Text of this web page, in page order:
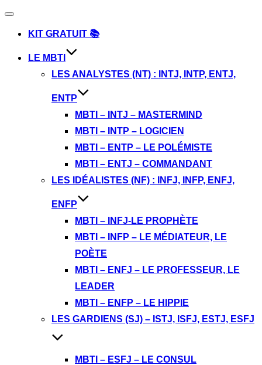
Afficher/masquer
navigationKIT GRATUIT 📚
LE MBTI
LES ANALYSTES (NT) : INTJ, INTP, ENTJ,
ENTP
MBTI – INTJ – MASTERMIND
MBTI – INTP – LOGICIEN
MBTI – ENTP – LE POLÉMISTE
MBTI – ENTJ – COMMANDANT
LES IDÉALISTES (NF) : INFJ, INFP, ENFJ,
ENFP
MBTI – INFJ-LE PROPHÈTE
MBTI – INFP – LE MÉDIATEUR, LE
POÈTE
MBTI – ENFJ – LE PROFESSEUR, LE
LEADER
MBTI – ENFP – LE HIPPIE
LES GARDIENS (SJ) – ISTJ, ISFJ, ESTJ, ESFJ
MBTI – ESFJ – LE CONSUL